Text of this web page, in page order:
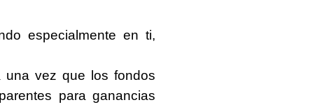
especialmente en ti,
una vez que los fondos
para ganancias